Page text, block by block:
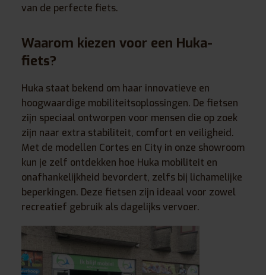
van de perfecte fiets.
Waarom kiezen voor een Huka-
fiets?
Huka staat bekend om haar innovatieve en
hoogwaardige mobiliteitsoplossingen. De fietsen
zijn speciaal ontworpen voor mensen die op zoek
zijn naar extra stabiliteit, comfort en veiligheid.
Met de modellen Cortes en City in onze showroom
kun je zelf ontdekken hoe Huka mobiliteit en
onafhankelijkheid bevordert, zelfs bij lichamelijke
beperkingen. Deze fietsen zijn ideaal voor zowel
recreatief gebruik als dagelijks vervoer.